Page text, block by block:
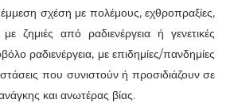
σχέση με πολέμους, εχθροπραξίες,
με ζημιές από ραδιενέργεια ή γενετικές
ραδιενέργεια, με επιδημίες/πανδημίες
που συνιστούν ή προσιδιάζουν σε
και ανωτέρας βίας.